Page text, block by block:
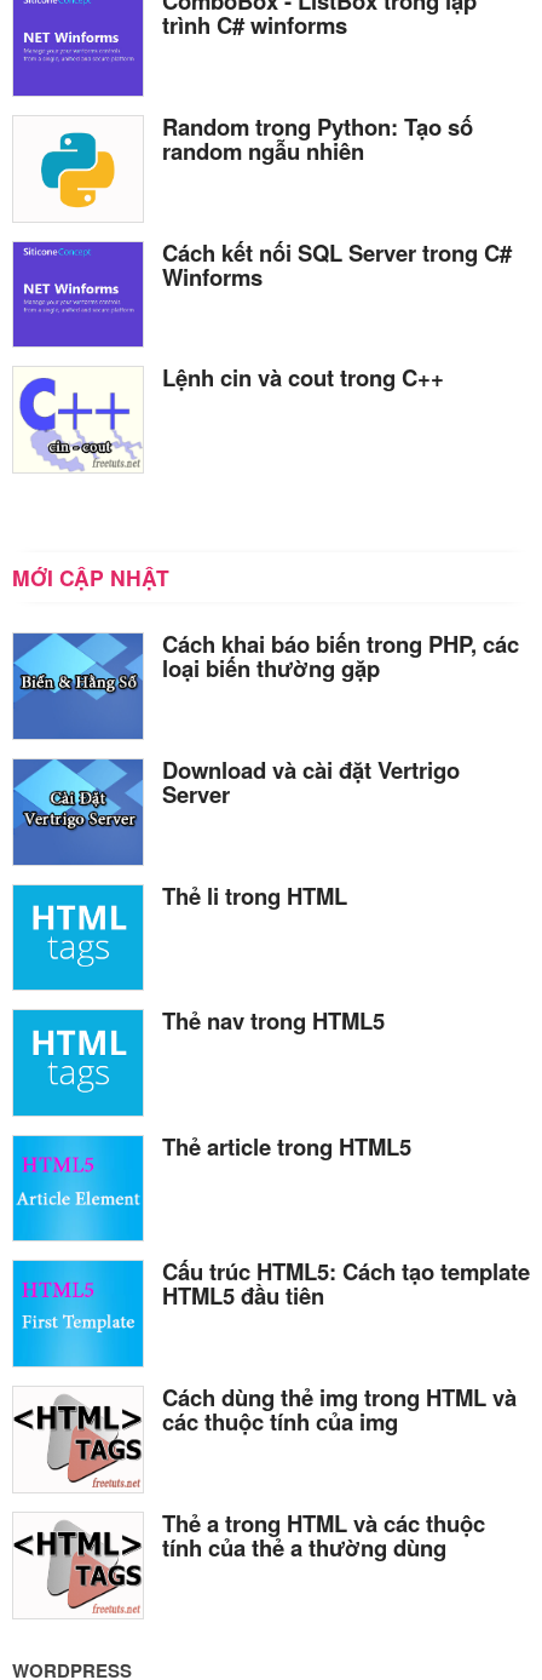
trình C# winforms
Random trong Python: Tạo số
random ngẫu nhiên
Cách kết nối SQL Server trong C#
Winforms
Lệnh cin và cout trong C++
MỚI CẬP NHẬT
Cách khai báo biến trong PHP, các
loại biến thường gặp
Download và cài đặt Vertrigo
Server
Thẻ li trong HTML
Thẻ nav trong HTML5
Thẻ article trong HTML5
Cấu trúc HTML5: Cách tạo template
HTML5 đầu tiên
Cách dùng thẻ img trong HTML và
các thuộc tính của img
Thẻ a trong HTML và các thuộc
tính của thẻ a thường dùng
WORDPRESS